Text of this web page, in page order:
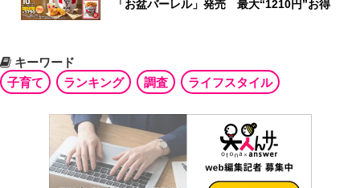
「お盆バーレル」発売 最大“1210円”お得
キーワード
子育て
ランキング 調査 ライフスタイル